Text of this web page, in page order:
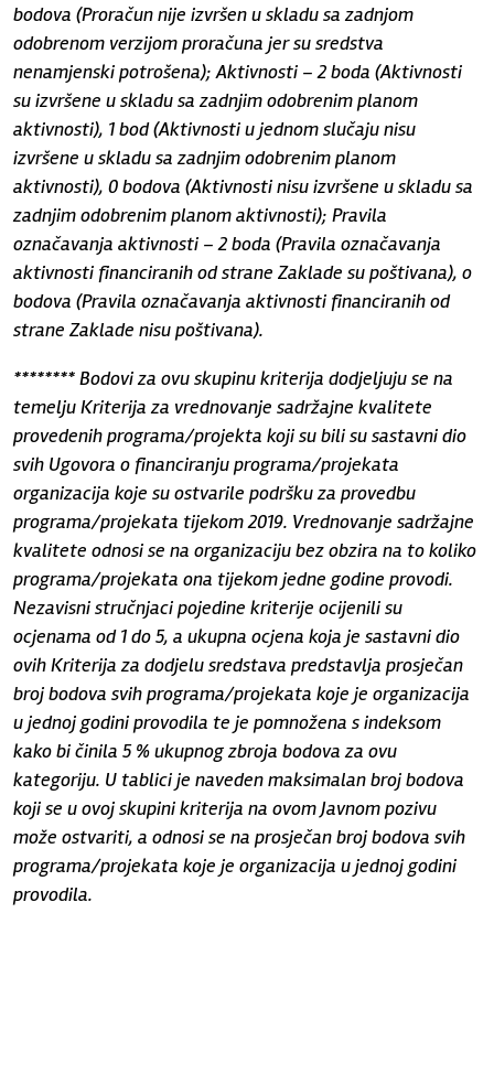
bodova (Proračun nije izvršen u skladu sa zadnjom
odobrenom verzijom proračuna jer su sredstva
nenamjenski potrošena); Aktivnosti – 2 boda (Aktivnosti
su izvršene u skladu sa zadnjim odobrenim planom
aktivnosti), 1 bod (Aktivnosti u jednom slučaju nisu
izvršene u skladu sa zadnjim odobrenim planom
aktivnosti), 0 bodova (Aktivnosti nisu izvršene u skladu sa
zadnjim odobrenim planom aktivnosti); Pravila
označavanja aktivnosti – 2 boda (Pravila označavanja
aktivnosti financiranih od strane Zaklade su poštivana), o
bodova (Pravila označavanja aktivnosti financiranih od
strane Zaklade nisu poštivana).
******** Bodovi za ovu skupinu kriterija dodjeljuju se na
temelju Kriterija za vrednovanje sadržajne kvalitete
provedenih programa/projekta koji su bili su sastavni dio
svih Ugovora o financiranju programa/projekata
organizacija koje su ostvarile podršku za provedbu
programa/projekata tijekom 2019. Vrednovanje sadržajne
kvalitete odnosi se na organizaciju bez obzira na to koliko
programa/projekata ona tijekom jedne godine provodi.
Nezavisni stručnjaci pojedine kriterije ocijenili su
ocjenama od 1 do 5, a ukupna ocjena koja je sastavni dio
ovih Kriterija za dodjelu sredstava predstavlja prosječan
broj bodova svih programa/projekata koje je organizacija
u jednoj godini provodila te je pomnožena s indeksom
kako bi činila 5 % ukupnog zbroja bodova za ovu
kategoriju. U tablici je naveden maksimalan broj bodova
koji se u ovoj skupini kriterija na ovom Javnom pozivu
može ostvariti, a odnosi se na prosječan broj bodova svih
programa/projekata koje je organizacija u jednoj godini
provodila.